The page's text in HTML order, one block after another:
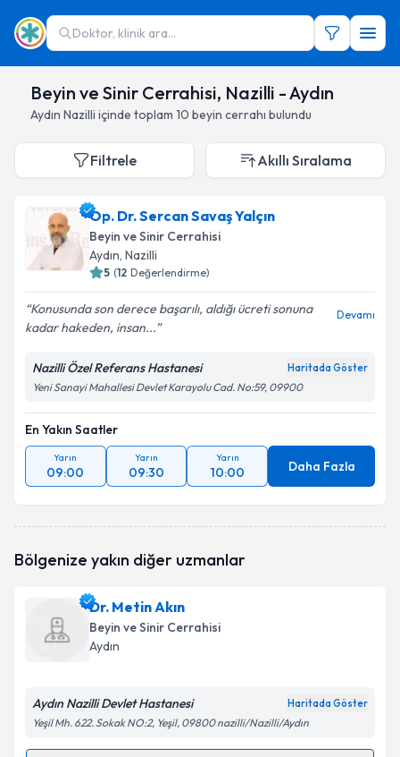
Doktor, klinik ara...
Beyin ve Sinir Cerrahisi, Nazilli - Aydın
Aydın Nazilli içinde toplam 10 beyin cerrahı bulundu
Filtrele Akıllı Sıralama
Op. Dr. Sercan Savaş Yalçın
Beyin ve Sinir Cerrahisi
Aydın, Nazilli
5 (12 Değerlendirme)
Konusunda son derece başarılı, aldığı ücreti sonuna
kadar hakeden, insan...
Devamı
Nazilli Özel Referans Hastanesi Haritada Göster
Yeni Sanayi Mahallesi Devlet Karayolu Cad. No:59, 09900
En Yakın Saatler
Yarın
09:00
Yarın
09:30
Yarın
10:00 Daha Fazla
Bölgenize yakın diğer uzmanlar
Dr. Metin Akın
Beyin ve Sinir Cerrahisi
Aydın
Aydın Nazilli Devlet Hastanesi Haritada Göster
Yeşil Mh. 622. Sokak NO:2, Yeşil, 09800 nazilli/Nazilli/Aydın